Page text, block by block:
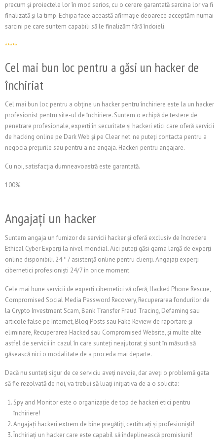
precum și proiectele lor în mod serios, cu o cerere garantată sarcina lor va fi
finalizată și la timp. Echipa face această afirmație deoarece acceptăm numai
sarcini pe care suntem capabili să le finalizăm fără îndoieli.
Cel mai bun loc pentru a găsi un hacker de
închiriat
Cel mai bun loc pentru a obține un hacker pentru închiriere este la un hacker
profesionist pentru site-ul de închiriere. Suntem o echipă de testere de
penetrare profesionale, experți în securitate și hackeri etici care oferă servicii
de hacking online pe Dark Web și pe Clear net. ne puteți contacta pentru a
negocia prețurile sau pentru a ne angaja. Hackeri pentru angajare.
Cu noi, satisfacția dumneavoastră este garantată.
100%.
Angajați un hacker
Suntem angaja un furnizor de servicii hacker și oferă exclusiv de încredere
Ethical Cyber Experți la nivel mondial. Aici puteți găsi gama largă de experți
online disponibili. 24 * 7 asistență online pentru clienți. Angajați experți
cibernetici profesioniști 24/7 în orice moment.
Cele mai bune servicii de experți cibernetici vă oferă, Hacked Phone Rescue,
Compromised Social Media Password Recovery, Recuperarea fondurilor de
la Crypto Investment Scam, Bank Transfer Fraud Tracing, Defaming sau
articole false pe Internet, Blog Posts sau Fake Review de raportare și
eliminare, Recuperarea Hacked sau Compromised Website, și multe alte
astfel de servicii în cazul în care sunteți neajutorat și sunt în măsură să
găsească nici o modalitate de a proceda mai departe.
Dacă nu sunteți sigur de ce serviciu aveți nevoie, dar aveți o problemă gata
să fie rezolvată de noi, va trebui să luați inițiativa de a o solicita:
Spy and Monitor este o organizație de top de hackeri etici pentru
închiriere!
Angajați hackeri extrem de bine pregătiți, certificați și profesioniști!
Închiriați un hacker care este capabil să îndeplinească promisiuni!